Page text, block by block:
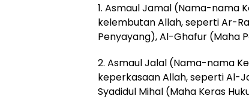
1. Asmaul Jamal (Nama-nama
kelembutan Allah, seperti Ar-
Penyayang), Al-Ghafur (Maha
2. Asmaul Jalal (Nama-nama
keperkasaan Allah, seperti Al-
Syadidul Mihal (Maha Keras